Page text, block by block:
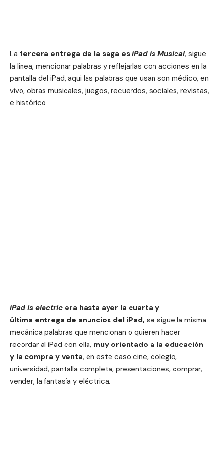
La tercera entrega de la saga es iPad is Musical, sigue
la linea, mencionar palabras y reflejarlas con acciones en la
pantalla del iPad, aqui las palabras que usan son médico, en
vivo, obras musicales, juegos, recuerdos, sociales, revistas,
e histórico
iPad is electric era hasta ayer la cuarta y
última entrega de anuncios del iPad, se sigue la misma
mecánica palabras que mencionan o quieren hacer
recordar al iPad con ella, muy orientado a la educación
y la compra y venta, en este caso cine, colegio,
universidad, pantalla completa, presentaciones, comprar,
vender, la fantasía y eléctrica.